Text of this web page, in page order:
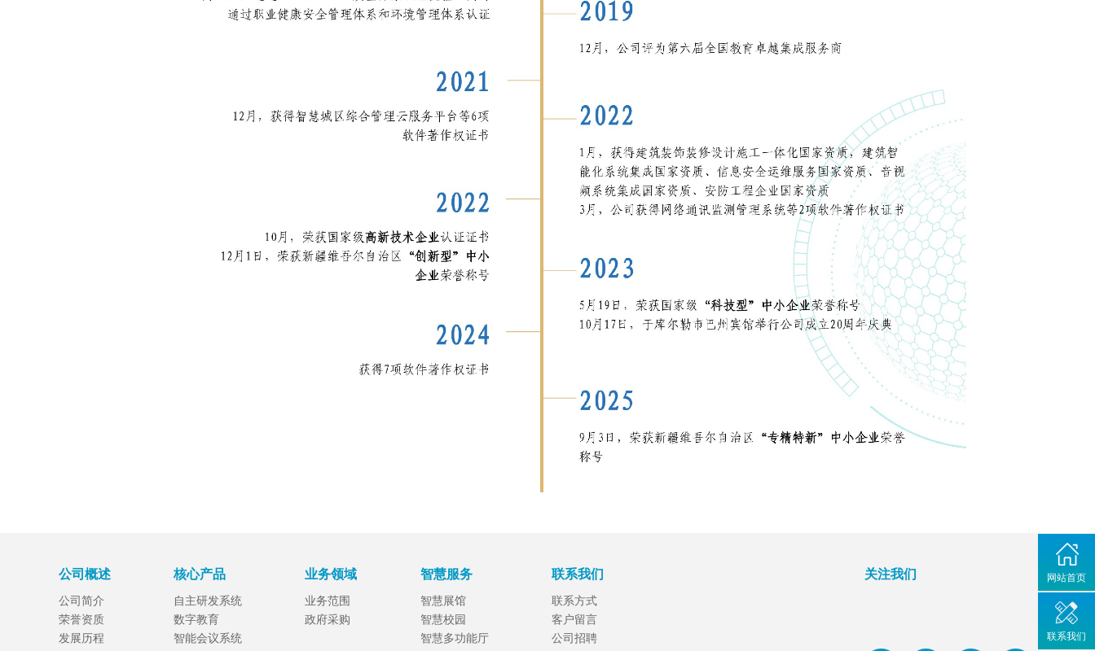
公司概述
公司简介
荣誉资质
发展历程
核心产品
自主研发系统
数字教育
智能会议系统
业务领域
业务范围
政府采购
智慧服务
智慧展馆
智慧校园
智慧多功能厅
联系我们
联系方式
客户留言
公司招聘
网站首页
联系我们
关注我们